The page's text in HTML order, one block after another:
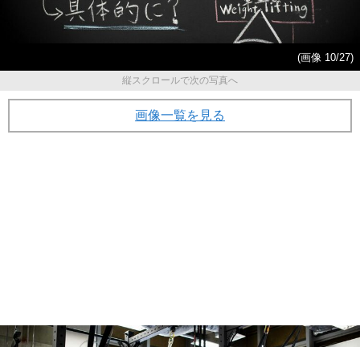
(画像 10/27)
縦スクロールで次の写真へ
画像一覧を見る